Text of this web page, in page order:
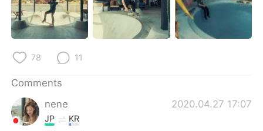
78 11
Comments
nene
2020.04.27 17:07
JP KR